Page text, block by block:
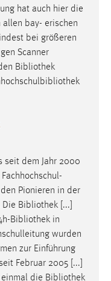
hat auch hier die
allen bay- erischen
bei größeren
Scanner
Bibliothek
seit dem Jahr 2000
Pionieren in der
Die Bibliothek [...]
Bibliothek in
wurden
zur Einführung
Februar 2005 [...]
die Bibliothek